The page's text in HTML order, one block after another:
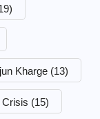
Kharge (13)
Crisis (15)